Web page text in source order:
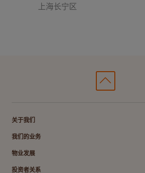
上海长宁区
关于我们
我们的业务
物业发展
投资者关系